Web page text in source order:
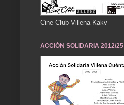
Cine Club Villena Kakv
ACCIÓN SOLIDARIA 2012/25